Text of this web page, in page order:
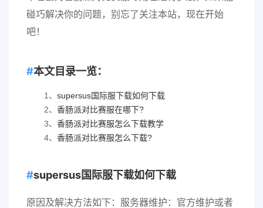
碰巧解决你的问题，别忘了关注本站，现在开始
吧！
本文目录一览：
1、 supersus国际服下载如何下载
2、 香肠派对比赛服在哪下?
3、 香肠派对比赛服怎么下载教学
4、 香肠派对比赛服怎么下载?
supersus国际服下载如何下载
原因及解决方法如下：服务器维护：官方维护或者